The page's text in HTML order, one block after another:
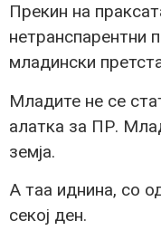
Прекин на
нетранспарентни
младински
Младите не се
алатка за ПР.
земја.
А таа иднина, со
секој ден.